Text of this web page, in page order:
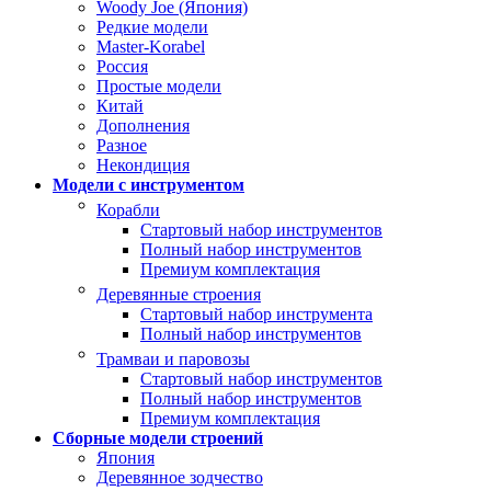
Woody Joe (Япония)
Редкие модели
Master-Korabel
Россия
Простые модели
Китай
Дополнения
Разное
Некондиция
Модели с инструментом
Корабли
Стартовый набор инструментов
Полный набор инструментов
Премиум комплектация
Деревянные строения
Стартовый набор инструмента
Полный набор инструментов
Трамваи и паровозы
Стартовый набор инструментов
Полный набор инструментов
Премиум комплектация
Сборные модели строений
Япония
Деревянное зодчество